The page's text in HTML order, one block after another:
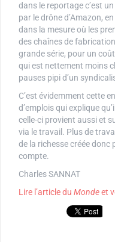
dans le reportage c’est
par le drône d’Amazon,
dans la mesure où les
des chaînes de
grande série, pour un
qui est nettement moins
pauses pipi d’un
C’est évidemment cette
d’emplois qui explique
celle-ci provient aussi et
via le travail. Plus de
de la richesse créée donc
compte.
Charles SANNAT
Lire l’article du Mondeet